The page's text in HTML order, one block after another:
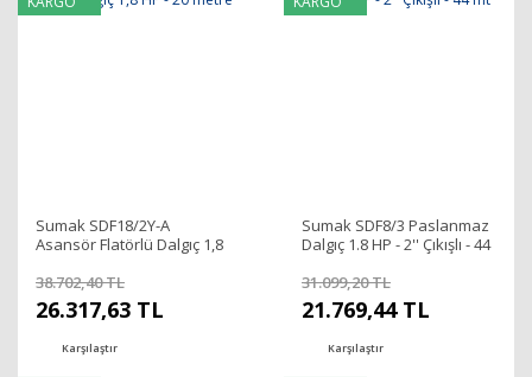
Sumak SDF18/2Y-A
Asansör Flatörlü Dalgıç 1,8
38.702,40 TL
26.317,63 TL
Karşılaştır
Sumak SDF8/3 Paslanmaz
Dalgıç 1.8 HP - 2'' Çıkışlı - 44
31.099,20 TL
21.769,44 TL
Karşılaştır